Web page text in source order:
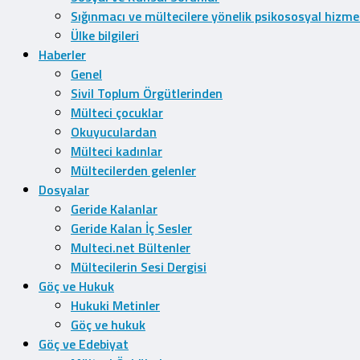
Sığınmacı ve mültecilere yönelik psikososyal
Ülke bilgileri
Haberler
Genel
Sivil Toplum Örgütlerinden
Mülteci çocuklar
Okuyuculardan
Mülteci kadınlar
Mültecilerden gelenler
Dosyalar
Geride Kalanlar
Geride Kalan İç Sesler
Multeci.net Bültenler
Mültecilerin Sesi Dergisi
Göç ve Hukuk
Hukuki Metinler
Göç ve hukuk
Göç ve Edebiyat